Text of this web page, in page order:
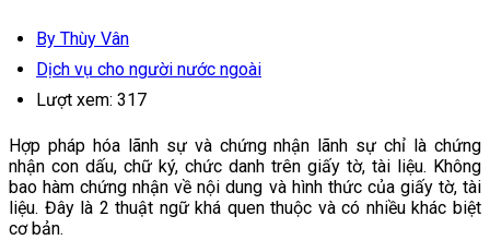
By Thùy Vân
Dịch vụ cho người nước ngoài
Lượt xem: 317
Hợp pháp hóa lãnh sự và chứng nhận lãnh sự chỉ là chứng
nhận con dấu, chữ ký, chức danh trên giấy tờ, tài liệu. Không
bao hàm chứng nhận về nội dung và hình thức của giấy tờ, tài
liệu. Đây là 2 thuật ngữ khá quen thuộc và có nhiều khác biệt
cơ bản.